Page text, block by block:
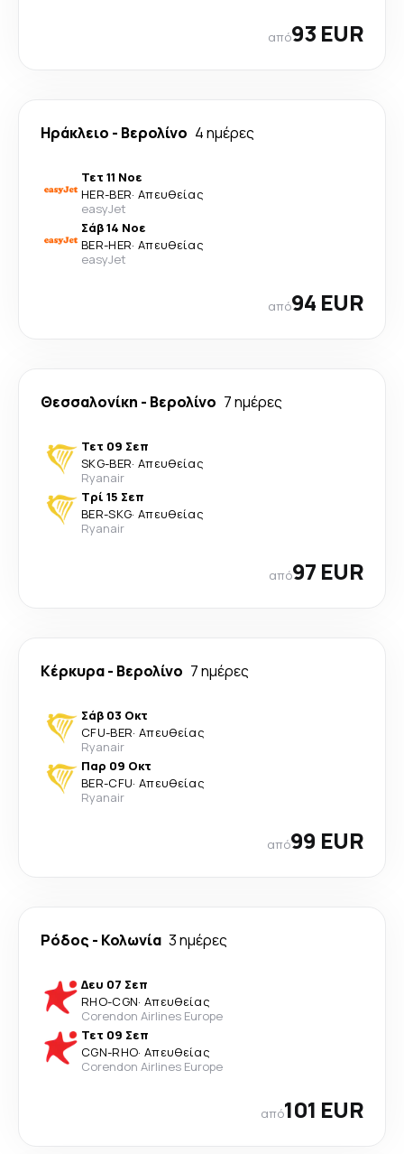
από93 EUR
Ηράκλειο - Βερολίνο 4 ημέρες
Τετ 11 Νοε
HER-BER· Απευθείας
easyJet
Σάβ 14 Νοε
BER-HER· Απευθείας
easyJet
από94 EUR
Θεσσαλονίκη - Βερολίνο 7 ημέρες
Τετ 09 Σεπ
SKG-BER· Απευθείας
Ryanair
Τρί 15 Σεπ
BER-SKG· Απευθείας
Ryanair
από97 EUR
Κέρκυρα- Βερολίνο 7 ημέρες
Σάβ 03 Οκτ
CFU-BER· Απευθείας
Ryanair
Παρ 09 Οκτ
BER-CFU· Απευθείας
Ryanair
από99 EUR
Ρόδος - Κολωνία 3 ημέρες
Δευ 07 Σεπ
RHO-CGN· Απευθείας
Corendon Airlines Europe
Τετ 09 Σεπ
CGN-RHO· Απευθείας
Corendon Airlines Europe
από101 EUR